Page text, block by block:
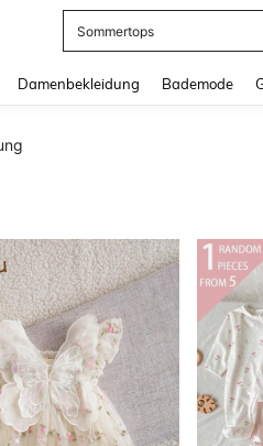
Sommertops
Damenbekleidung Bademode